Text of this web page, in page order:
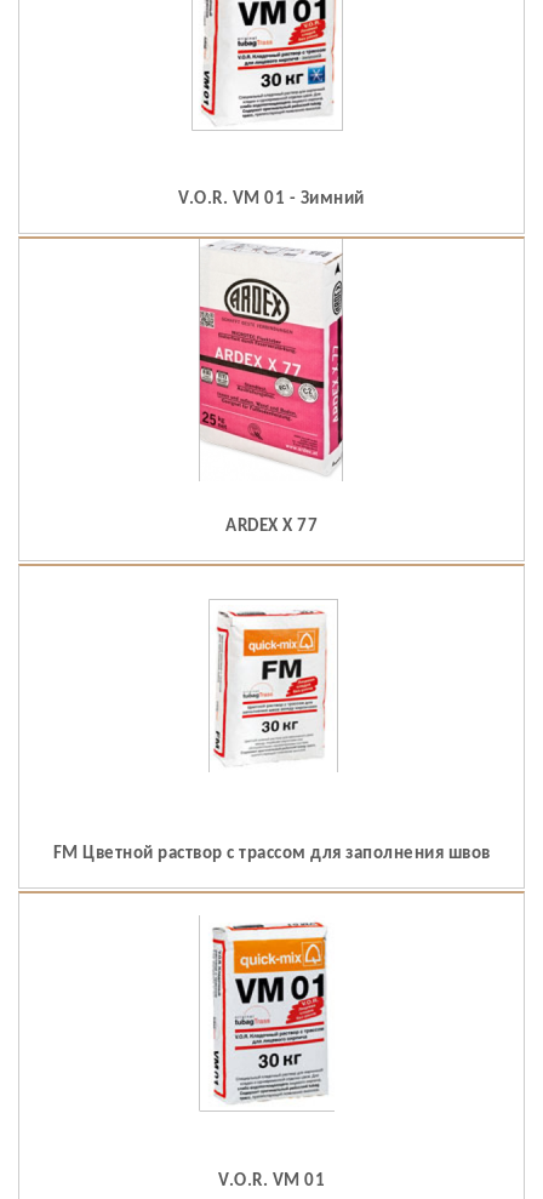
V.O.R. VM 01 - Зимний
ARDEX X 77
FM Цветной раствор с трассом для заполнения швов
V.O.R. VM 01